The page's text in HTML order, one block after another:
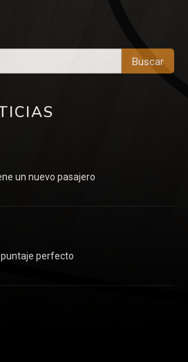
Buscar
un nuevo pasajero
perfecto